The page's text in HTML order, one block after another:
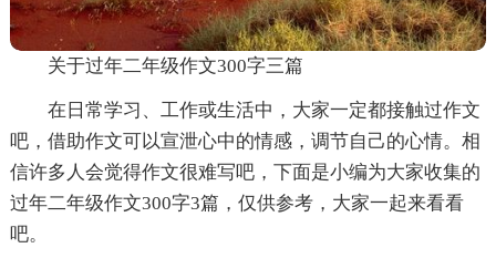
关于过年二年级作文300字三篇
在日常学习、工作或生活中，大家一定都接触过作文
吧，借助作文可以宣泄心中的情感，调节自己的心情。相
信许多人会觉得作文很难写吧，下面是小编为大家收集的
过年二年级作文300字3篇，仅供参考，大家一起来看看
吧。